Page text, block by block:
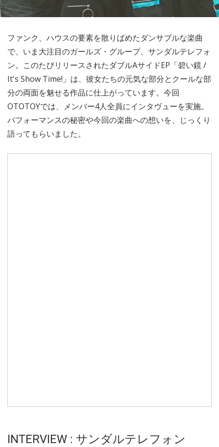
ファンク、ハウスの要素を散りばめたダンサブルな楽曲
で、いま大注目のガールズ・グループ、サンダルテレフォ
ン。このたびリリースされたダブルAサイドEP「碧い鏡 /
It's Show Time!」は、彼女たちの元気な部分とクールな部
分の両面を魅せる作品に仕上がっています。今回
OTOTOYでは、メンバー4人全員にインタヴューを実施。
パフォーマンスの秘密や今回の楽曲への想いを、じっくり
語ってもらいました。
INTERVIEW : サンダルテレフォン